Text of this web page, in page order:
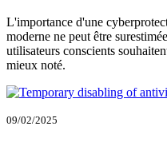
L'importance d'une
moderne ne peut être
utilisateurs conscients
mieux noté.
09/02/2025